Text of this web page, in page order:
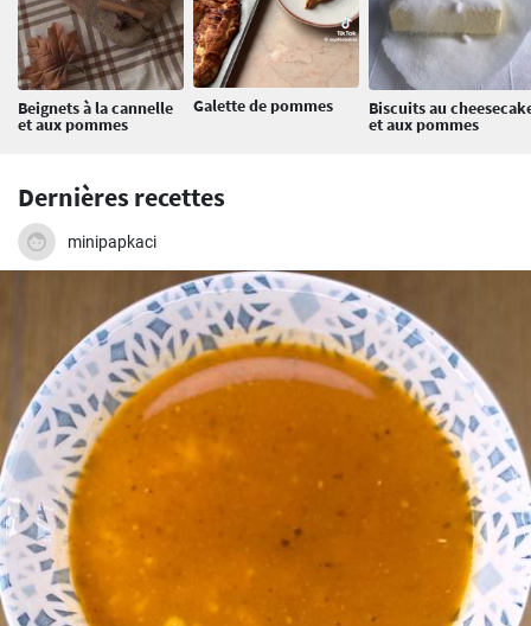
Beignets à la cannelle
et aux pommes
Galette de pommes Biscuits au
et aux pommes
Dernières recettes
minipapkaci